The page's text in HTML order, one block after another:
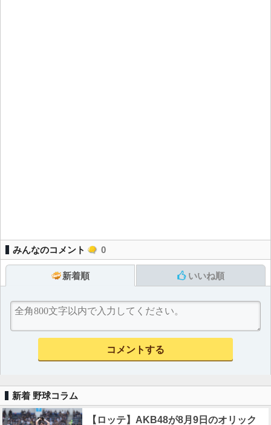
みんなのコメント 0
新着順 いいね順
新着 野球コラム
【ロッテ】AKB48が8月9日のオリック